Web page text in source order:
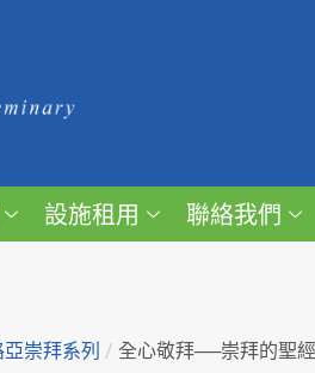
設施租用 聯絡我們
崇拜系列 / 全心敬拜──崇拜的聖